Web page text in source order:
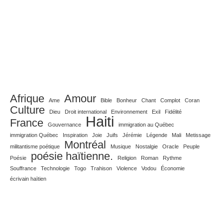
Afrique Ame Amour Bible Bonheur Chant Complot Coran
Culture Dieu Droit international Environnement Exil Fidélité
France Gouvernance Haiti
immigration au Québec
immigration Québec
Inspiration Joie Juifs Jérémie Légende Mali
Metissage
militantisme poétique
Montréal Musique Nostalgie Oracle
Peuple
Poésie
poésie haïtienne. Religion Roman
Rythme
Souffrance
Technologie Togo Trahison Violence Vodou
Économie
écrivain haïtien